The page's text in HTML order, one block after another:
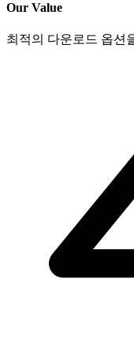
Our Value
최적의 다운로드 옵션